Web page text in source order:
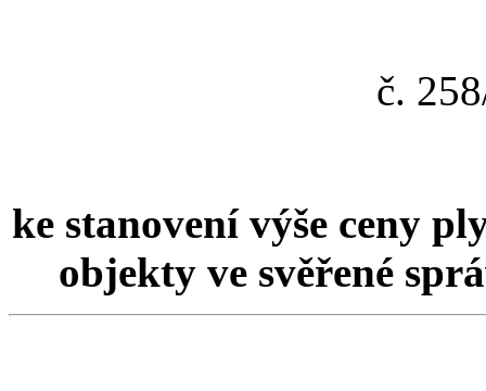
č.
ke stanovení výše ceny
objekty ve svěřené